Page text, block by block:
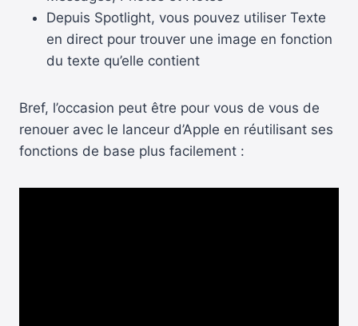
Depuis Spotlight, vous pouvez utiliser Texte
en direct pour trouver une image en fonction
du texte qu’elle contient
Bref, l’occasion peut être pour vous de vous de
renouer avec le lanceur d’Apple en réutilisant ses
fonctions de base plus facilement :